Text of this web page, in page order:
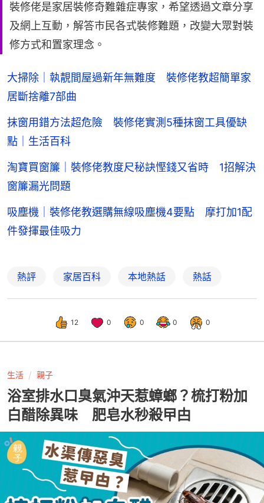
裝修佬是家居裝修奇難雜症專家，希望透過文章分享
及網上互動，解答巿民各式裝修難題，改變大眾對裝
修方式和置家理念。
大掃除｜執靚間屋過新年無難度 裝修佬教超簡單家
居斷捨離7部曲
抹窗用錯方法超危險 裝修佬實測5種抹窗工具優缺
點｜生活百科
淘寶買窗簾｜裝修佬教度尺秘訣慳錢又省時 1招解決
窗簾漏光問題
吸塵機｜裝修佬教選購無線吸塵機4要點 摩打加1配
件發揮最佳吸力
熱評 家居百科 本地熱話 熱話
12 0 0 0 0
生活 親子
浴室排水口臭氣沖天惹蟑螂？梳打粉加
白醋除異味 肥皂水秒殺曱甴